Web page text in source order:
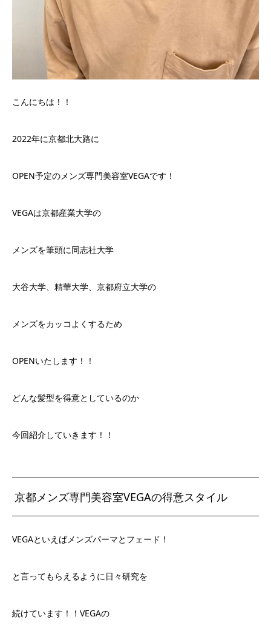
こんにちは！！
2022年に京都北大路に
OPEN予定のメンズ専門美容室VEGAです！
VEGAは京都産業大学の
メンズを筆頭に同志社大学
大谷大学、精華大学、京都府立大学の
メンズをカッコよくするため
OPENいたします！！
どんな髪型を得意としているのか
今回紹介していきます！！
京都メンズ専門美容室VEGAの得意スタイル
VEGAといえばメンズパーマとフェード！
と言ってもらえるように日々研究を
続けています！！VEGAの